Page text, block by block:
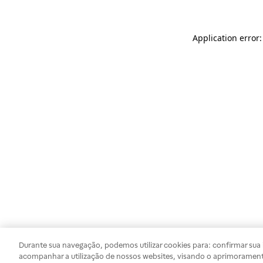
Application
Durante sua navegação, podemos utilizar cookies para: confirmar
acompanhar a utilização de nossos websites, visando o